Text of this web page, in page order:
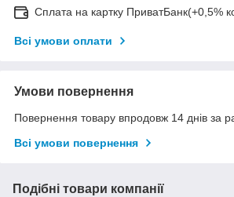
Сплата на картку ПриватБанк(+0,5%
Всі умови оплати
Умови повернення
Повернення товару впродовж 14 днів за
Всі умови повернення
Подібні товари компанії